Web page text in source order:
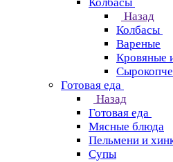
Назад
Колбасы
Вареные
Кровяные
Готовая еда
Назад
Готовая еда
Мясные блюда
Пельмени и
Супы